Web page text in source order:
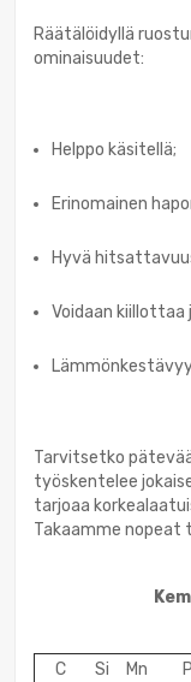
Räätälöidyllä
ominaisuudet:
Helppo käsitellä;
Erinomainen
Hyvä
Voidaan kiillottaa
Tarvitsetko
työskentelee
tarjoaa
Takaamme nopeat
C Si Mn P